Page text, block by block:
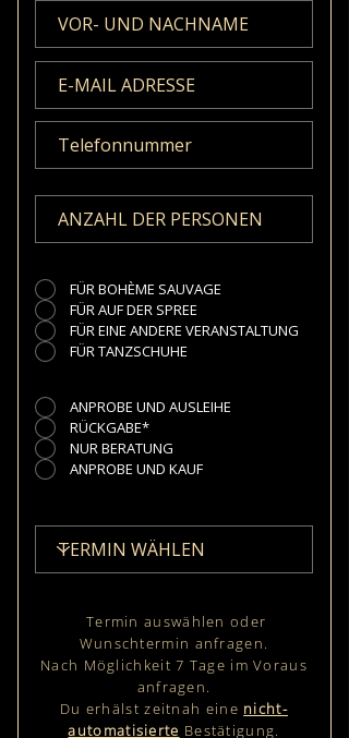
FÜR BOHÈME SAUVAGE
FÜR AUF DER SPREE
FÜR EINE ANDERE VERANSTALTUNG
FÜR TANZSCHUHE
ANPROBE UND AUSLEIHE
RÜCKGABE*
NUR BERATUNG
ANPROBE UND KAUF
Termin auswählen oder
Wunschtermin anfragen.
Nach Möglichkeit 7 Tage im Voraus
anfragen.
Du erhälst zeitnah eine nicht-
automatisierte Bestätigung.